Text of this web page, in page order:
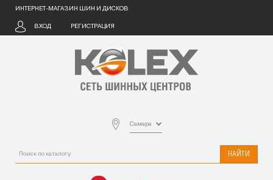
ИНТЕРНЕТ-МАГАЗИН ШИН И ДИСКОВ
ВХОД РЕГИСТРАЦИЯ
Самара
НАЙТИ